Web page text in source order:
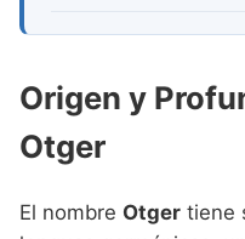
Origen y
Otger
El nombre Otger tiene